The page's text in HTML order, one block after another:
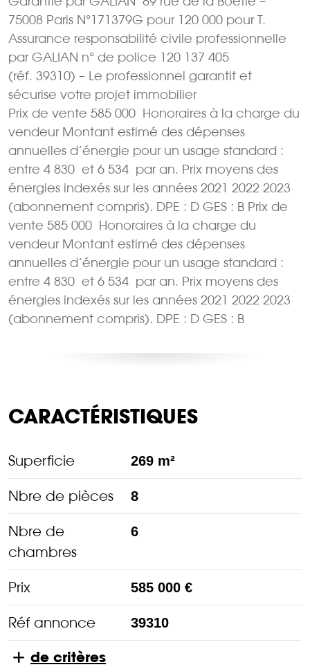
75008 Paris N°171379G pour 120 000 pour T.
Assurance responsabilité civile professionnelle
par GALIAN n° de police 120 137 405
(réf. 39310) – Le professionnel garantit et
sécurise votre projet immobilier
Prix de vente 585 000  Honoraires à la charge du
vendeur Montant estimé des dépenses
annuelles d’énergie pour un usage standard :
entre 4 830  et 6 534  par an. Prix moyens des
énergies indexés sur les années 2021 2022 2023
(abonnement compris). DPE : D GES : B Prix de
vente 585 000  Honoraires à la charge du
vendeur Montant estimé des dépenses
annuelles d’énergie pour un usage standard :
entre 4 830  et 6 534  par an. Prix moyens des
énergies indexés sur les années 2021 2022 2023
(abonnement compris). DPE : D GES : B
CARACTÉRISTIQUES
Superficie 269 m²
Nbre de pièces 8
Nbre de
chambres
6
Prix 585 000 €
Réf annonce 39310
de critères